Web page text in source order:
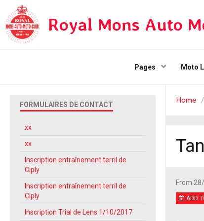
Royal Mons Auto
Pages Moto
Home
From
ADD
FORMULAIRES DE CONTACT
xx
xx
Inscription entraînement terril de
Ciply
Inscription entraînement terril de
Ciply
Inscription Trial de Lens 1/10/2017